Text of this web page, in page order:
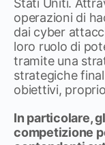
Stati Uniti.
operazioni di
dai cyber
loro ruolo di
tramite una
strategiche
obiettivi,
In particolare,
competizione